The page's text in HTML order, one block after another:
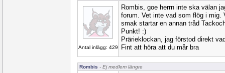
Antal inlägg: 429
Rombis, goe herrn inte ska välan
forum. Vet inte vad som flög i mig.
smak startar en annan tråd
Punkt! :)
Prärieklockan, jag förstod direkt
Fint att höra att du mår bra
Rombis - Ej medlem längre